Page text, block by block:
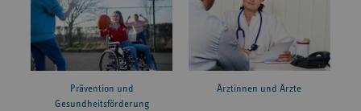
Prävention und
Gesundheitsförderung
Ärztinnen und Ärzte